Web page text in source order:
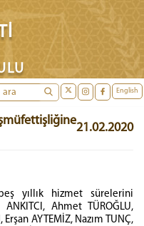
English
21.02.2020
yıllık hizmet sürelerini
Ahmet TÜROĞLU,
AYTEMİZ, Nazım TUNÇ,